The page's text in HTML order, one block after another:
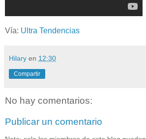
Vía: Ultra Tendencias
Hilary en 12:30
Compartir
No hay comentarios:
Publicar un comentario